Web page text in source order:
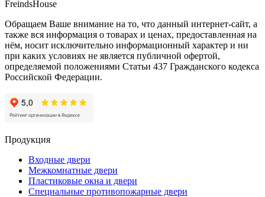
FreindsHouse
Обращаем Ваше внимание на то, что данный интернет-сайт, а
также вся информация о товарах и ценах, предоставленная на
нём, носит исключительно информационный характер и ни
при каких условиях не является публичной офертой,
определяемой положениями Статьи 437 Гражданского кодекса
Российской Федерации.
Продукция
Входные двери
Межкомнатные двери
Пластиковые окна и двери
Специальные противопожарные двери